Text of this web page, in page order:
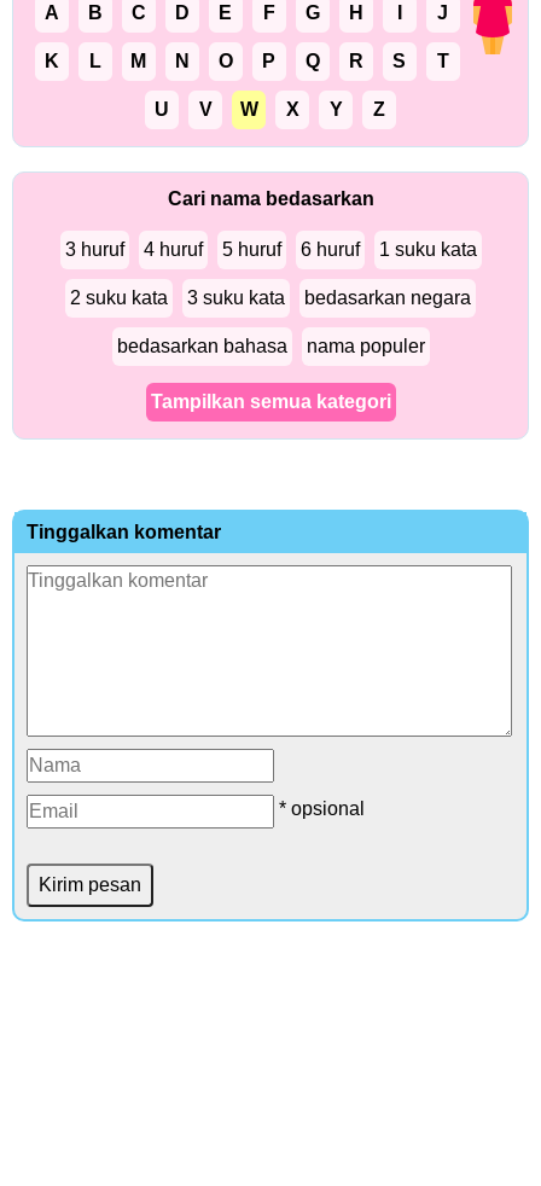
A B C D E F G H J
K L M N O P Q R S T
U V W X Y Z
Cari nama bedasarkan
3 huruf 4 huruf 5 huruf 6 huruf 1 suku kata
2 suku kata 3 suku kata bedasarkan negara
bedasarkan bahasa nama populer
Tampilkan semua kategori
Tinggalkan komentar
* opsional